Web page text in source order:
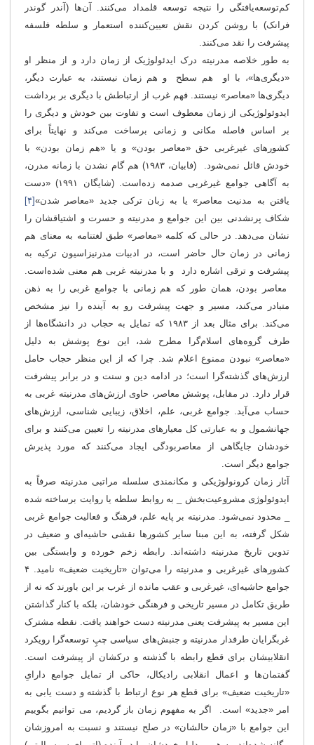
کم‌توسعه‌یافتگی را نتیجه توسعه قلمداد می‌کنند. آن‌ها (آندر گوندر
فرانک) با روشن کردن نقش تعیین‌کننده استعمار و سلطه فلسفه
پیشرفت را نقد می‌کنند.
به طور خلاصه مدرنیته درک ایدئولوژیک از زمان دارد و از منظر او
«دیگری‌ها»، با او هم سطح و هم زمان نیستند، به عبارت دیگر،
دیگری‌ها «معاصر» نیستند. فهم غرب از ارتباطش با دیگری بر برداشت
ایدوئولوژیکی از زمان معطوف است و تفاوت بین خودش و دیگری را
بر اساس فاصله مکانی و زمانی برساخت می‌کند و نهایتاً برای
کشورهای غیرغربی حق «معاصر بودن» و یا «هم زمان بودن» با
خودش قائل نمی‌شود. (فابیان، ۱۹۸۳) هم گام نشدن با زمانه مدرن،
به آگاهی جوامع غیرغربی صدمه زده‌است. (شایگان ۱۹۹۱) «دست
یافتن به مدنیت معاصر» یا به زبان ترکی جدید «معاصر شدن»[۴]
شکاف پرنشدنی بین این جوامع و مدرنیته و حسرت و اشتیاقشان را
نشان می‌دهد. در حالی که کلمه «معاصر» طبق لغتنامه به معنای هم
زمانی در زمان حال حاضر است، در ادبیات مدرنیزاسیون ترکیه به
پیشرفت و ترقی اشاره دارد و با مدرنیته غربی هم معنی شده‌است.
معاصر بودن، همان طور که هم زمانی با جوامع غربی را به ذهن
متبادر می‌کند، مسیر و جهت پیشرفت رو به آینده را نیز مشخص
می‌کند. برای مثال بعد از ۱۹۸۳ که تمایل به حجاب در دانشگاه‌ها از
طرف گروه‌های اسلام‌گرا مطرح شد، این نوع پوشش به دلیل
«معاصر» نبودن ممنوع اعلام شد. چرا که از این منظر حجاب حامل
ارزش‌های گذشتهگرا است؛ در ادامه دین و سنت و در برابر پیشرفت
قرار دارد. در مقابل، پوشش معاصر، حاوی ارزش‌های مدرنیته غربی به
حساب می‌آید. جوامع غربی، علم، اخلاق، زیبایی شناسی، ارزش‌های
جهانشمول و به عبارتی کل معیارهای مدرنیته را تعیین می‌کنند و برای
خودشان جایگاهی از معاصربودگی ایجاد می‌کنند که مورد پذیرش
جوامع دیگر است.
آثار زمان کرونولوژیکی و مکانمندی سلسله مراتبی مدرنیته صرفاً به
ایدوئولوژی مشروعیت‌بخش _ به روابط سلطه یا روایت برساخته شده
_ محدود نمی‌شود. مدرنیته بر پایه علم، فرهنگ و فعالیت جوامع غربی
شکل گرفته، به این مبنا سایر کشورها نقشی حاشیه‌ای و ضعیف در
تدوین تاریخ مدرنیته داشته‌اند. رابطه زخم خورده و وابستگی‌ بین
کشورهای غیرغربی و مدرنیته را می‌توان «تاریخیت ضعیف» نامید. ۴
جوامع حاشیه‌ای، غیرغربی و عقب مانده از غرب بر این باورند که نه از
طریق تکامل در مسیر تاریخی و فرهنگی خودشان، بلکه با کنار گذاشتن
این مسیر به پیشرفت یعنی مدرنیته دست خواهند یافت. نقطه مشترک
غربگرایان طرفدار مدرنیته و جنبش‌های سیاسی چپِ توسعه‌گرا رویکرد
انقلابیشان برای قطع رابطه با گذشته و درکشان از پیشرفت است.
گفتمان‌ها و اعمال انقلابی رادیکال، حاکی از تمایل جوامع دارایِ
«تاریخیت ضعیف» برای قطع هر نوع ارتباط با گذشته و دست یابی به
امر «جدید» است. اگر به مفهوم زمان باز گردیم، می توانیم بگوییم
این جوامع با «زمان حالشان» در صلح نیستند و نسبت به امروزشان